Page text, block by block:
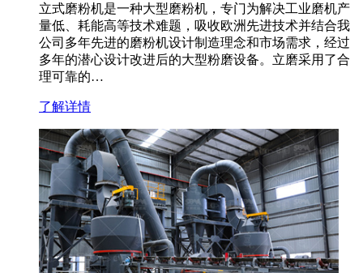
立式磨粉机是一种大型磨粉机，专门为解决工业磨机产
量低、耗能高等技术难题，吸收欧洲先进技术并结合我
公司多年先进的磨粉机设计制造理念和市场需求，经过
多年的潜心设计改进后的大型粉磨设备。立磨采用了合
理可靠的…
了解详情